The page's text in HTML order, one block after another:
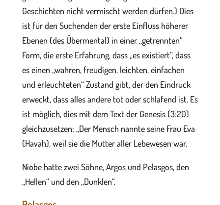
Geschichten nicht vermischt werden dürfen.) Dies
ist für den Suchenden der erste Einfluss höherer
Ebenen (des Übermental) in einer „getrennten“
Form, die erste Erfahrung, dass „es existiert“, dass
es einen „wahren, freudigen, leichten, einfachen
und erleuchteten“ Zustand gibt, der den Eindruck
erweckt, dass alles andere tot oder schlafend ist. Es
ist möglich, dies mit dem Text der Genesis (3:20)
gleichzusetzen: „Der Mensch nannte seine Frau Eva
(Havah), weil sie die Mutter aller Lebewesen war.
Niobe hatte zwei Söhne, Argos und Pelasgos, den
„Hellen“ und den „Dunklen“.